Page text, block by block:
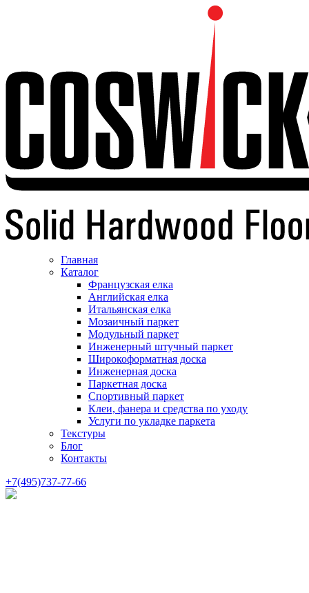
Главная
Каталог
Французская елка
Английская елка
Итальянская елка
Мозаичный паркет
Модульный паркет
Инженерный штучный паркет
Широкоформатная доска
Инженерная доска
Паркетная доска
Спортивный паркет
Клеи, фанера и средства по уходу
Услуги по укладке паркета
Текстуры
Блог
Контакты
+7(495)737-77-66